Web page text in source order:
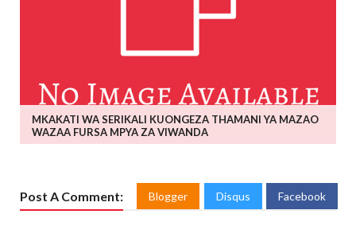
MKAKATI WA SERIKALI KUONGEZA THAMANI YA MAZAO
WAZAA FURSA MPYA ZA VIWANDA
Post A Comment: Blogger Disqus Facebook